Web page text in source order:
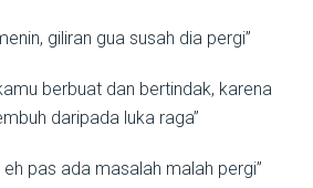
giliran gua susah dia pergi”
berbuat dan bertindak, karena
daripada luka raga”
pas ada masalah malah pergi”